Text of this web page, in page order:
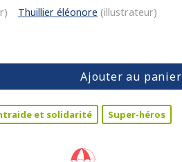
Thuillier éléonore (illustrateur)
Ajouter au panier
et solidarité Super-héros